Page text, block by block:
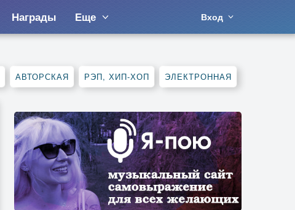
Награды Еще Вход
АВТОРСКАЯ РЭП, ХИП-ХОП ЭЛЕКТРОННАЯ